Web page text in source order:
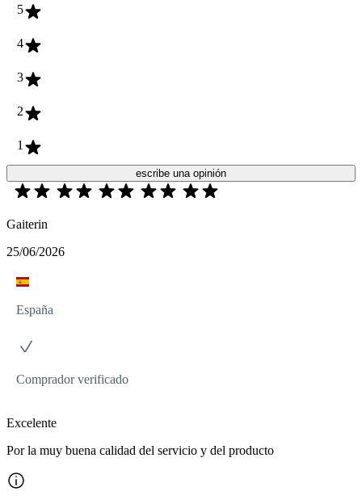
5
4
3
2
1
escribe una opinión
Gaiterin
25/06/2026
España
Comprador verificado
Excelente
Por la muy buena calidad del servicio y del producto